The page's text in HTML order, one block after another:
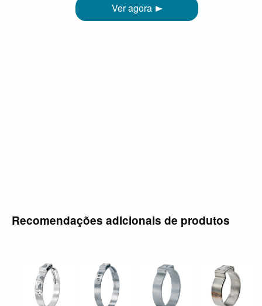
Ver agora
Recomendações adicionais de produtos